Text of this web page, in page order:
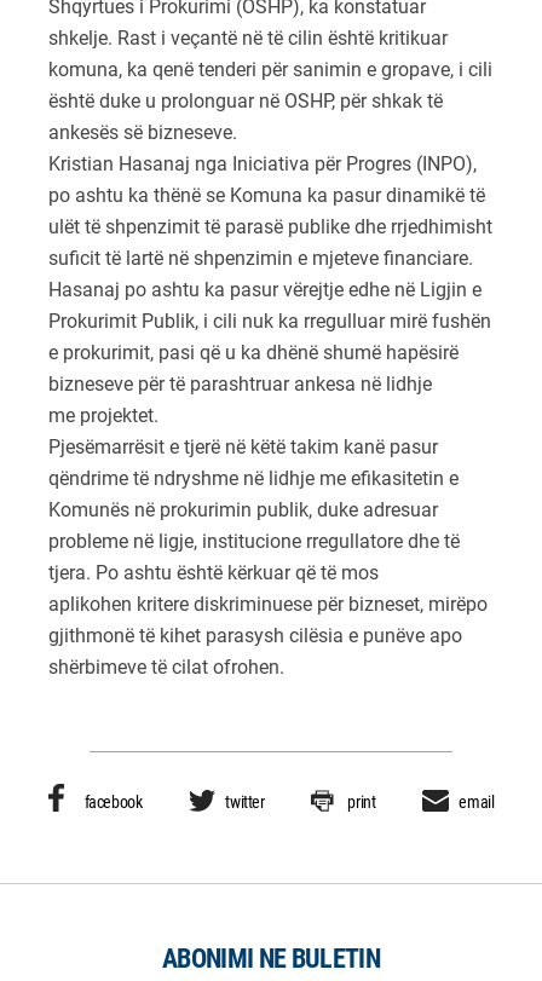
Shqyrtues i Prokurimi (OSHP), ka konstatuar
shkelje. Rast i veçantë në të cilin është kritikuar
komuna, ka qenë tenderi për sanimin e gropave, i cili
është duke u prolonguar në OSHP, për shkak të
ankesës së bizneseve.
Kristian Hasanaj nga Iniciativa për Progres (INPO),
po ashtu ka thënë se Komuna ka pasur dinamikë të
ulët të shpenzimit të parasë publike dhe rrjedhimisht
suficit të lartë në shpenzimin e mjeteve financiare.
Hasanaj po ashtu ka pasur vërejtje edhe në Ligjin e
Prokurimit Publik, i cili nuk ka rregulluar mirë fushën
e prokurimit, pasi që u ka dhënë shumë hapësirë
bizneseve për të parashtruar ankesa në lidhje
me projektet.
Pjesëmarrësit e tjerë në këtë takim kanë pasur
qëndrime të ndryshme në lidhje me efikasitetin e
Komunës në prokurimin publik, duke adresuar
probleme në ligje, institucione rregullatore dhe të
tjera. Po ashtu është kërkuar që të mos
aplikohen kritere diskriminuese për bizneset, mirëpo
gjithmonë të kihet parasysh cilësia e punëve apo
shërbimeve të cilat ofrohen.
facebook twitter print email
ABONIMI NE BULETIN